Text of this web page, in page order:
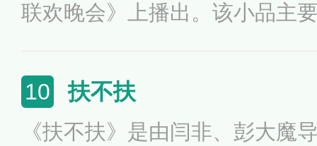
联欢晚会》上播出。该小品主
10 扶不扶
《扶不扶》是由闫非、彭大魔